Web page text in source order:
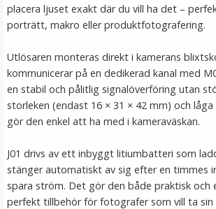
Ulanzi CK01 – Snabbkoppling
kamerafäste
99 kr
LÄGG I VARUKORG
placera ljuset exakt där du vill ha det –
porträtt, makro eller produktfotografering.
Utlösaren monteras direkt i kamerans
kommunicerar på en dedikerad kanal med
en stabil och pålitlig signalöverföring utan
storleken (endast 16 × 31 × 42 mm) och
gör den enkel att ha med i kameraväskan.
J01 drivs av ett inbyggt litiumbatteri som
stänger automatiskt av sig efter en timmes
spara ström. Det gör den både praktisk och
perfekt tillbehör för fotografer som vill ta